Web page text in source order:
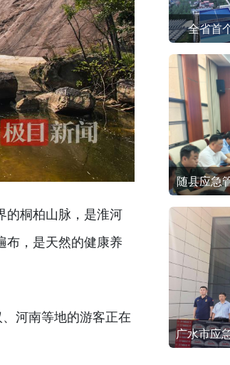
的桐柏山脉，是淮河
布，是天然的健康养
河南等地的游客正在
全省首
随县应急